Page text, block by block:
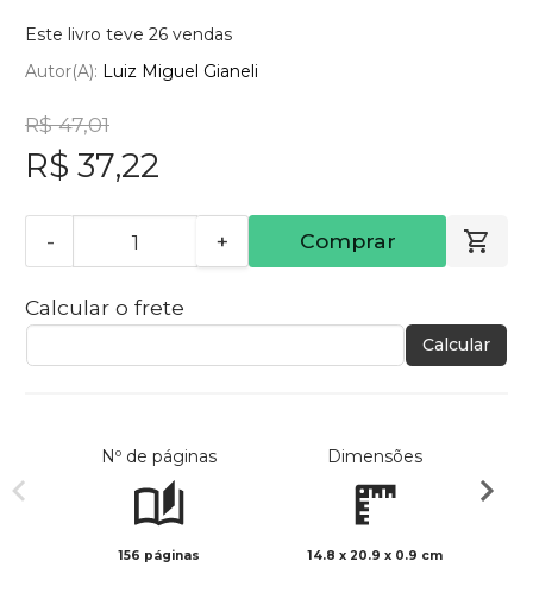
Este livro teve 26 vendas
Autor(a): Luiz Miguel Gianeli
R$ 47,01
R$ 37,22
- + Comprar
Calcular o frete
Calcular
Nº de páginas
156 páginas
Dimensões
14.8 x 20.9 x 0.9 cm